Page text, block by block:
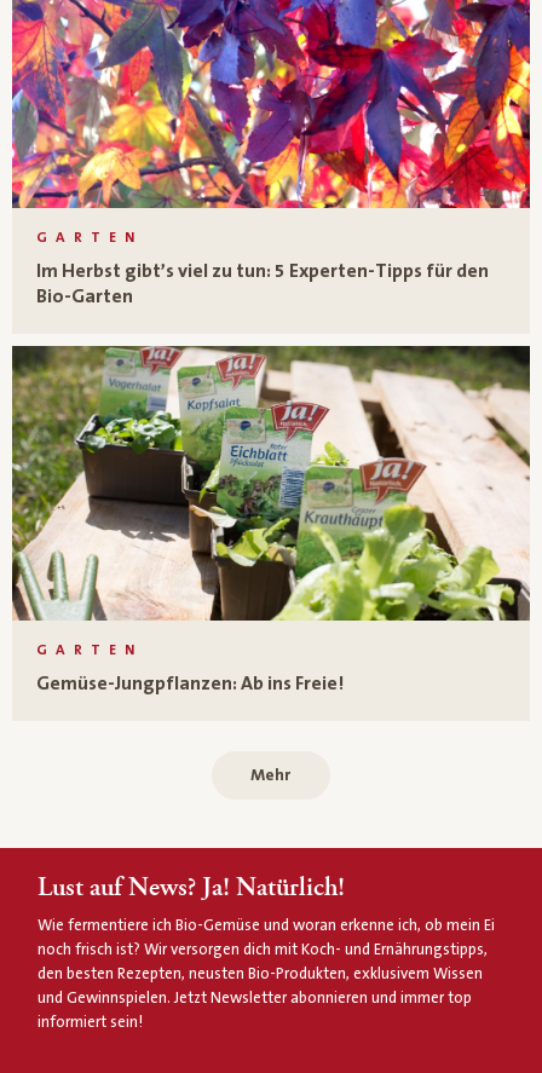
GARTEN
Im Herbst gibt’s viel zu tun: 5 Experten-Tipps für den
Bio-Garten
GARTEN
Gemüse-Jungpflanzen: Ab ins Freie!
Mehr
Lust auf News? Ja! Natürlich!
Wie fermentiere ich Bio-Gemüse und woran erkenne ich, ob mein Ei
noch frisch ist? Wir versorgen dich mit Koch- und Ernährungstipps,
den besten Rezepten, neusten Bio-Produkten, exklusivem Wissen
und Gewinnspielen. Jetzt Newsletter abonnieren und immer top
informiert sein!